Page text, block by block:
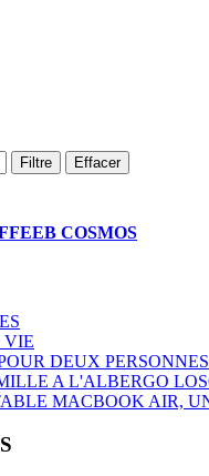
Filtre Effacer
COSMOS
VIE
DEUX PERSONNES
A L'ALBERGO
MACBOOK AIR,